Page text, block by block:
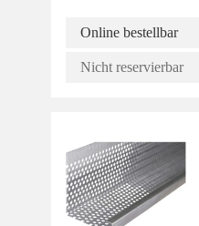
Online bestellbar
Nicht reservierbar